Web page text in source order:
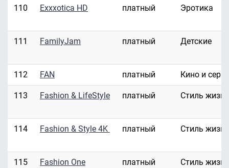
110 Exxxotica HD платный Эротика
111 FamilyJam платный Детские
112 FAN платный Кино и
113 Fashion & LifeStyle платный Стиль жизни
114 Fashion & Style 4K платный Стиль жизни
115 Fashion One платный Стиль жизни